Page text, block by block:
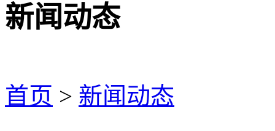
新闻动态
首页 > 新闻动态